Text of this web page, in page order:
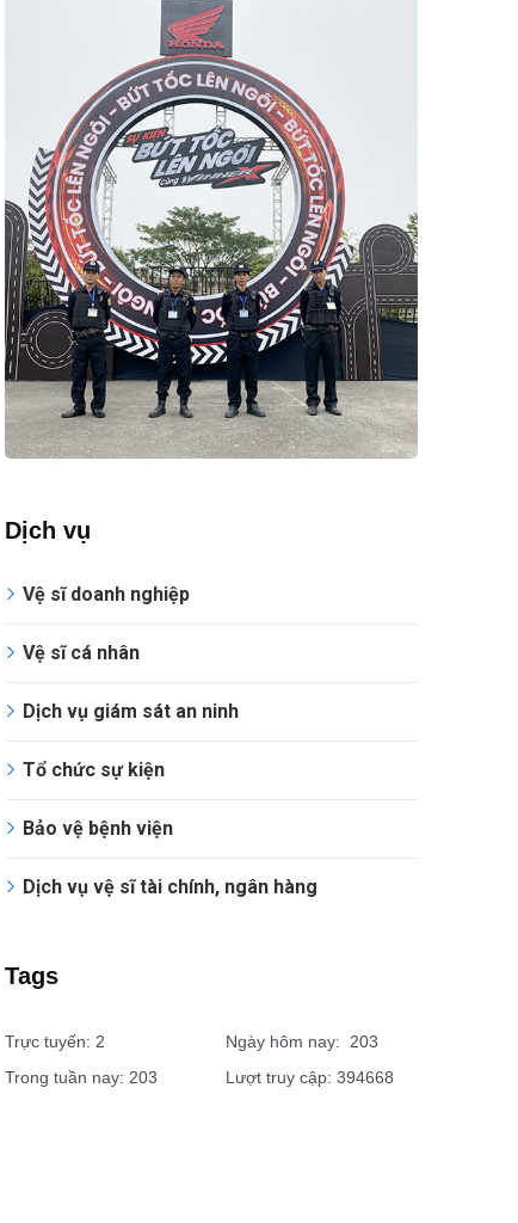
Dịch vụ
Vệ sĩ doanh nghiệp
Vệ sĩ cá nhân
Dịch vụ giám sát an ninh
Tổ chức sự kiện
Bảo vệ bệnh viện
Dịch vụ vệ sĩ tài chính, ngân hàng
Tags
Trực tuyến: 2
Ngày hôm nay: 203
Trong tuần nay: 203
Lượt truy cập: 394668